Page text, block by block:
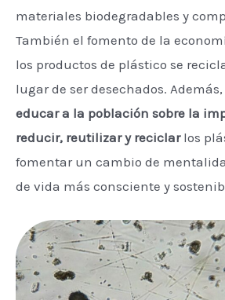
materiales biodegradables y
También el fomento de la
los productos de plástico se
lugar de ser desechados.
educar a la población sobre la
reducir, reutilizar y reciclarlos
fomentar un cambio de
de vida más consciente y